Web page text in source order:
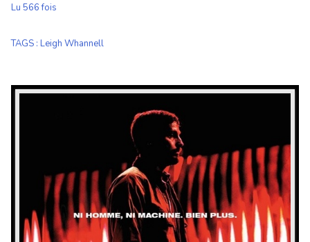
Lu 566 fois
TAGS : Leigh Whannell